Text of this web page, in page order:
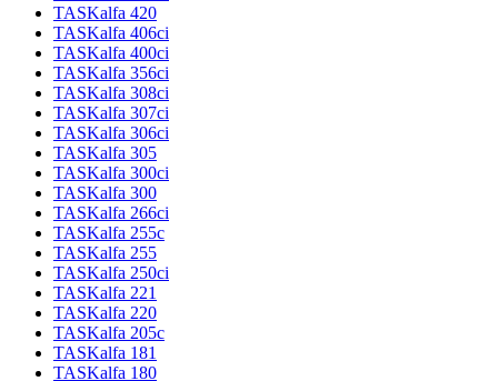
TASKalfa 420
TASKalfa 406ci
TASKalfa 400ci
TASKalfa 356ci
TASKalfa 308ci
TASKalfa 307ci
TASKalfa 306ci
TASKalfa 305
TASKalfa 300ci
TASKalfa 300
TASKalfa 266ci
TASKalfa 255c
TASKalfa 255
TASKalfa 250ci
TASKalfa 221
TASKalfa 220
TASKalfa 205c
TASKalfa 181
TASKalfa 180